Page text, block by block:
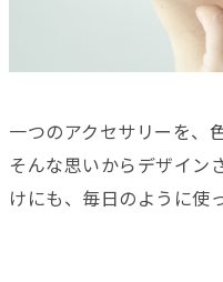
一つのアクセサリーを、
そんな思いからデザイン
けにも、毎日のように使